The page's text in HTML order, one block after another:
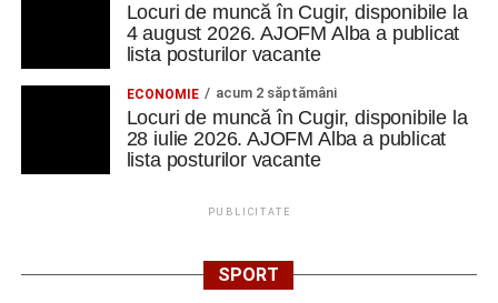
Locuri de muncă în Cugir, disponibile la
4 august 2026. AJOFM Alba a publicat
lista posturilor vacante
ECONOMIE acum 2 săptămâni
Locuri de muncă în Cugir, disponibile la
28 iulie 2026. AJOFM Alba a publicat
lista posturilor vacante
PUBLICITATE
SPORT